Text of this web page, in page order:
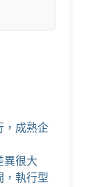
，成熟企
異很大
，執行型